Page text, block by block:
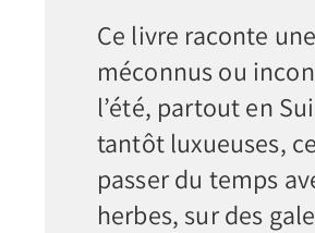
Ce livre raconte
méconnus ou
l’été, partout en
tantôt luxueuses,
passer du temps
herbes, sur des